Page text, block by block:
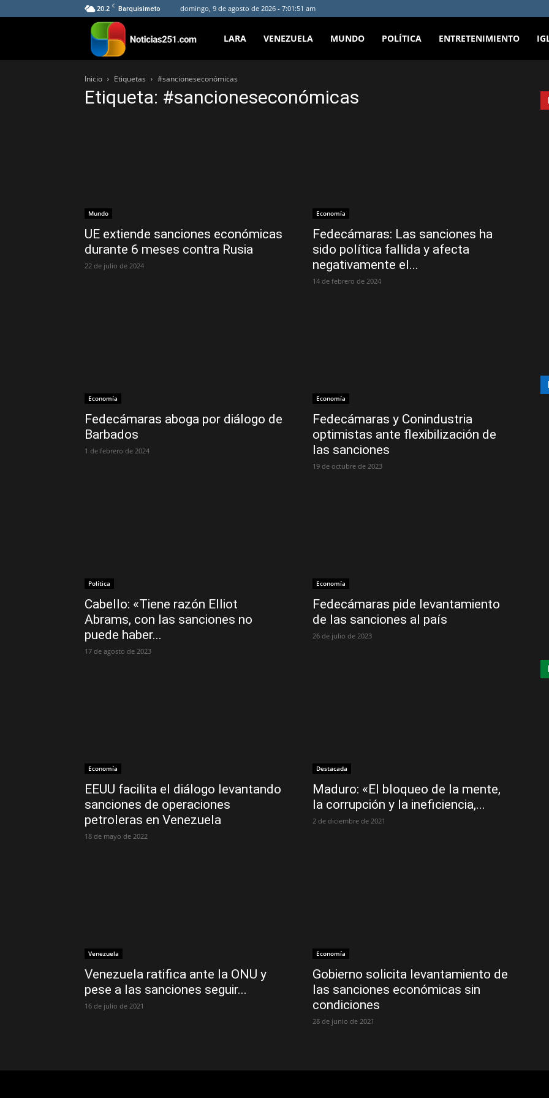
20.2 C Barquisimeto domingo, 9 de agosto de 2026 - 7:01:51 am
Noticias251
LARA VENEZUELA MUNDO POLÍTICA ENTRETENIMIENTO
Inicio Etiquetas #sancioneseconómicas
Etiqueta: #sancioneseconómicas
Mundo
UE extiende sanciones económicas
durante 6 meses contra Rusia
22 de julio de 2024
Economía
Fedecámaras: Las sanciones ha
sido política fallida y afecta
negativamente el...
14 de febrero de 2024
Economía
Fedecámaras aboga por diálogo de
Barbados
1 de febrero de 2024
Economía
Fedecámaras y Conindustria
optimistas ante flexibilización de
las sanciones
19 de octubre de 2023
Política
Cabello: «Tiene razón Elliot
Abrams, con las sanciones no
puede haber...
17 de agosto de 2023
Economía
Fedecámaras pide levantamiento
de las sanciones al país
26 de julio de 2023
Economía
EEUU facilita el diálogo levantando
sanciones de operaciones
petroleras en Venezuela
18 de mayo de 2022
Destacada
Maduro: «El bloqueo de la mente,
la corrupción y la ineficiencia,...
2 de diciembre de 2021
Venezuela
Venezuela ratifica ante la ONU y
pese a las sanciones seguir...
16 de julio de 2021
Economía
Gobierno solicita levantamiento de
las sanciones económicas sin
condiciones
28 de junio de 2021